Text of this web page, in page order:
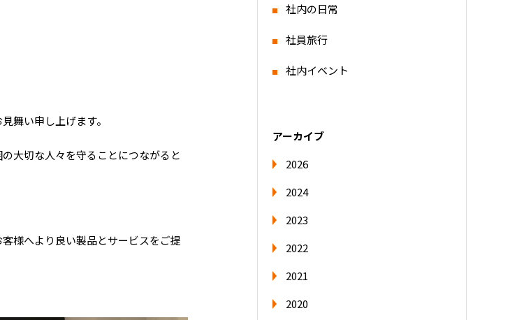
舞い申し上げます。
大切な人々を守ることにつながると
様へより良い製品とサービスをご提
社内の日常
社員旅行
社内イベント
アーカイブ
2026
2024
2023
2022
2021
2020